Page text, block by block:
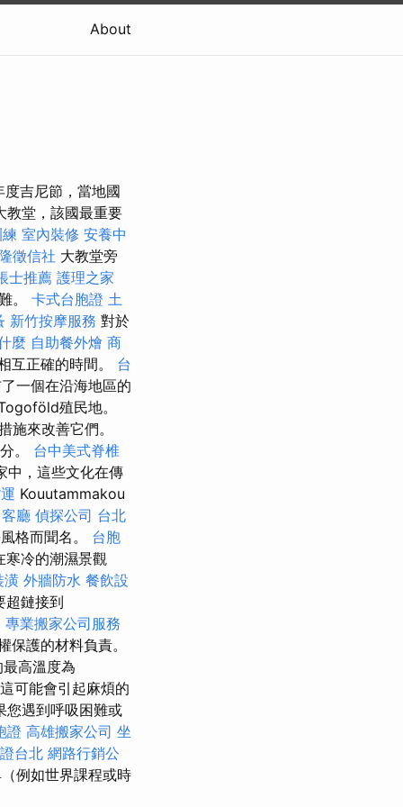
About
吉尼節，當地國
教堂，該國最重要
室內裝修 安養中
徵信社 大教堂旁
士推薦 護理之家
。 卡式台胞證 土
新竹按摩服務 對於
麼 自助餐外燴 商
互正確的時間。 台
一個在沿海地區的
殖民地。
來改善它們。
。 台中美式脊椎
中，這些文化在傳
Kouutammakou
客廳 偵探公司 台北
格而聞名。 台胞
冷的潮濕景觀
潢 外牆防水 餐飲設
超鏈接到
專業搬家公司服務
護的材料負責。
高溫度為
可能會引起麻煩的
您遇到呼吸困難或
證 高雄搬家公司 坐
台北 網路行銷公
例如世界課程或時